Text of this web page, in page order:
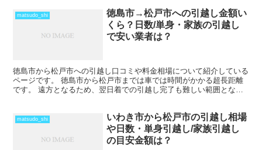
matsudo_shi
徳島市→松戸市への引越し金額い
くら？日数/単身・家族の引越し
で安い業者は？
徳島市から松戸市への引越し口コミや料金相場について紹介している
ページです。 徳島市から松戸市までは車では時間がかかる超長距離
です。 遠方となるため、翌日着での引越し完了も難しい範囲となり
matsudo_shi
いわき市から松戸市の引越し相場
や日数・単身引越し/家族引越し
の目安金額は？